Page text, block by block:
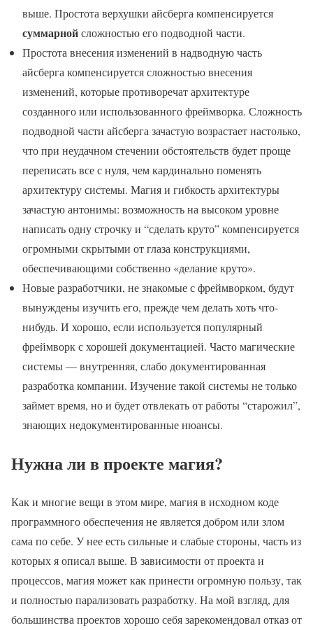
выше. Простота верхушки айсберга компенсируется
суммарнойсложностью его подводной части.
Простота внесения изменений в надводную часть
айсберга компенсируется сложностью внесения
изменений, которые противоречат архитектуре
созданного или использованного фреймворка. Сложность
подводной части айсберга зачастую возрастает настолько,
что при неудачном стечении обстоятельств будет проще
переписать все с нуля, чем кардинально поменять
архитектуру системы. Магия и гибкость архитектуры
зачастую антонимы: возможность на высоком уровне
написать одну строчку и “сделать круто” компенсируется
огромными скрытыми от глаза конструкциями,
обеспечивающими собственно «делание круто».
Новые разработчики, не знакомые с фреймворком, будут
вынуждены изучить его, прежде чем делать хоть что-
нибудь. И хорошо, если используется популярный
фреймворк с хорошей документацией. Часто магические
системы — внутренняя, слабо документированная
разработка компании. Изучение такой системы не только
займет время, но и будет отвлекать от работы “старожил”,
знающих недокументированные нюансы.
Нужна ли в проекте магия?
Как и многие вещи в этом мире, магия в исходном коде
программного обеспечения не является добром или злом
сама по себе. У нее есть сильные и слабые стороны, часть из
которых я описал выше. В зависимости от проекта и
процессов, магия может как принести огромную пользу, так
и полностью парализовать разработку. На мой взгляд, для
большинства проектов хорошо себя зарекомендовал отказ от